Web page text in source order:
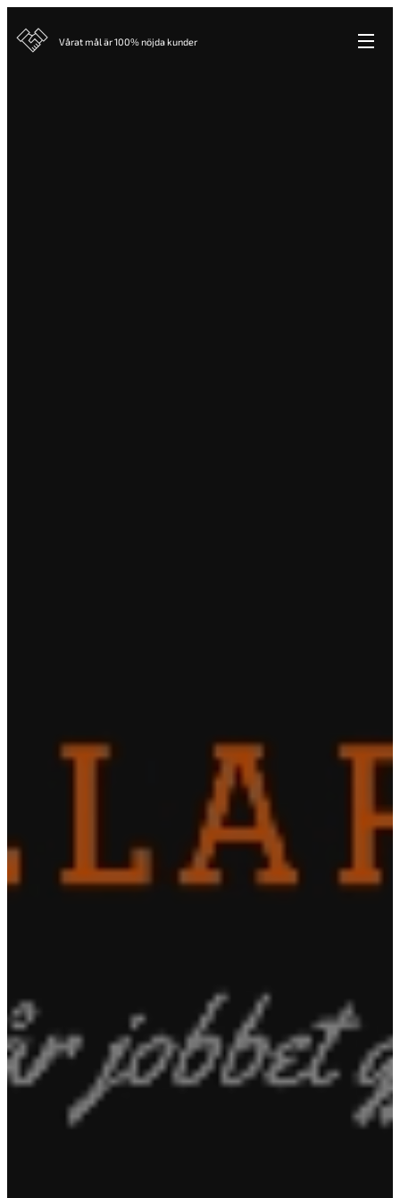
Vårat mål är 100% nöjda kunder